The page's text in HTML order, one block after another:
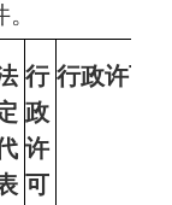
行
政
许
可
行政许可